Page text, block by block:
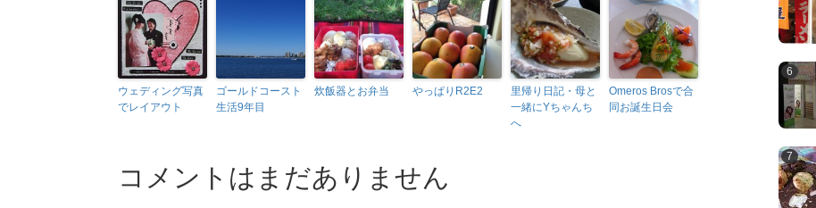
ウェディング写真
でレイアウト
ゴールドコースト
生活9年目
炊飯器とお弁当 やっぱりR2E2
里帰り日記・母と
一緒にYちゃんち
へ
Omeros Brosで合
同お誕生日会
コメントはまだありません